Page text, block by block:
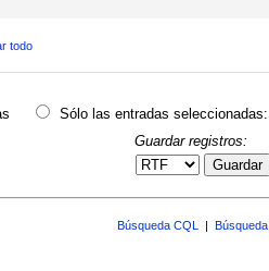
todo
Sólo las entradas seleccionadas:
Guardar registros:
Guardar
Búsqueda CQL